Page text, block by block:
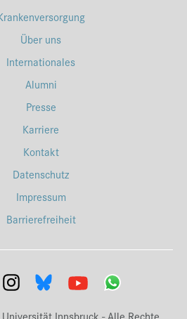
Über uns
Internationales
Alumni
Presse
Karriere
Kontakt
Datenschutz
Impressum
Barrierefreiheit
Innsbruck - Alle Rechte